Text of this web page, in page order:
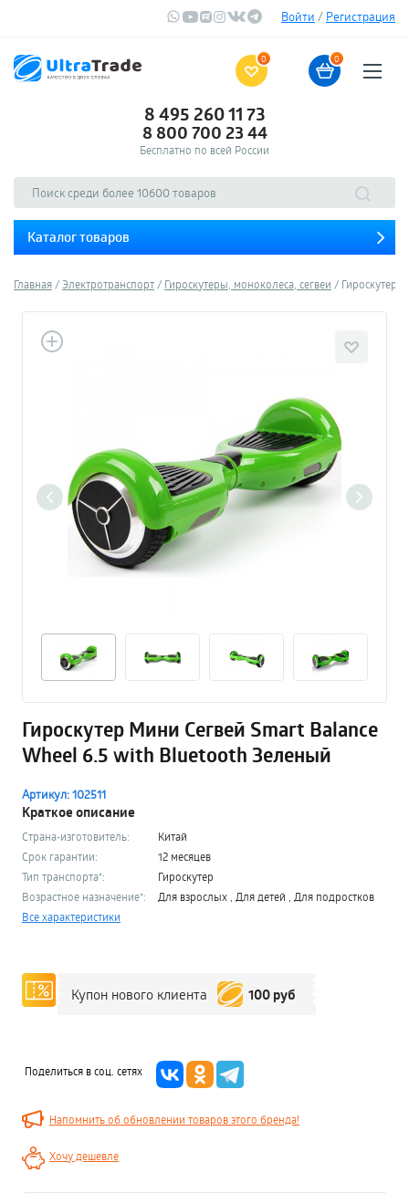
Войти / Регистрация
0 0
8 495 260 11 73
8 800 700 23 44
Бесплатно по всей России
Каталог товаров
Главная Электротранспорт Гироскутеры, моноколеса, сегвеи Гироскутер
Гироскутер Мини Сегвей Smart Balance
Wheel 6.5 with Bluetooth Зеленый
Артикул: 102511
Краткое описание
Страна-изготовитель:
Китай
Срок гарантии:
12 месяцев
Тип транспорта*:
Гироскутер
Возрастное назначение*:
Для взрослых , Для детей , Для подростков
Все характеристики
Купон нового клиента 100 руб
Поделиться в соц. сетях
Напомнить об обновлении товаров этого бренда!
Хочу дешевле